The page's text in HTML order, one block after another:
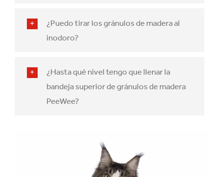
¿Puedo tirar los gránulos de madera al
inodoro?
¿Hasta qué nivel tengo que llenar la
bandeja superior de gránulos de madera
PeeWee?